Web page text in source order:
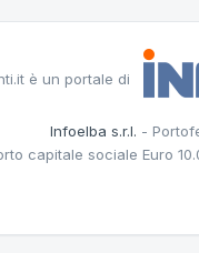
è un portale di
Infoelba s.r.l. -
capitale sociale Euro